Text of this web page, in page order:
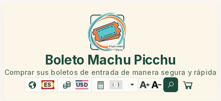
Boleto Machu Picchu
Comprar sus boletos de entrada de manera segura y rápida
ES USD